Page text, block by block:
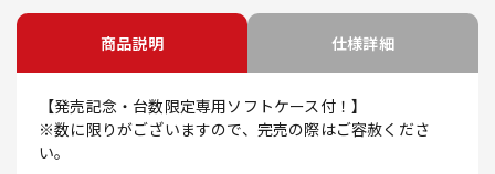
商品説明 仕様詳細
【発売記念・台数限定専用ソフトケース付！】
※数に限りがございますので、完売の際はご容赦くださ
い。